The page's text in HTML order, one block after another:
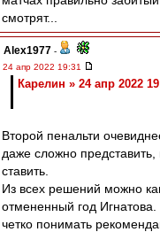
смотрят...
Alex1977 -
24 апр 2022 19:31
Карелин » 24 апр 2022
Второй пенальти
даже сложно
ставить.
Из всех решений можно
отмененный год
четко понимать